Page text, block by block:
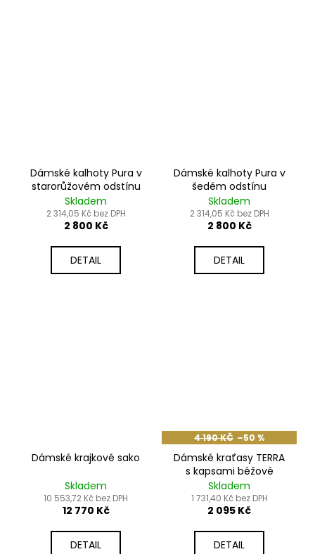
Dámské kalhoty Pura v
starorůžovém odstínu
Skladem
2 314,05 Kč bez DPH
2 800 Kč
DETAIL
Dámské kalhoty Pura v
šedém odstínu
Skladem
2 314,05 Kč bez DPH
2 800 Kč
DETAIL
Dámské krajkové sako
Skladem
10 553,72 Kč bez DPH
12 770 Kč
DETAIL
4 190 KČ –50 %
Dámské kraťasy TERRA
s kapsami béžové
Skladem
1 731,40 Kč bez DPH
2 095 Kč
DETAIL